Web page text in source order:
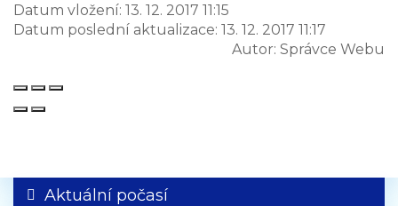
Datum vložení: 13. 12. 2017 11:15
Datum poslední aktualizace: 13. 12. 2017 11:17
Autor: Správce Webu
Aktuální počasí